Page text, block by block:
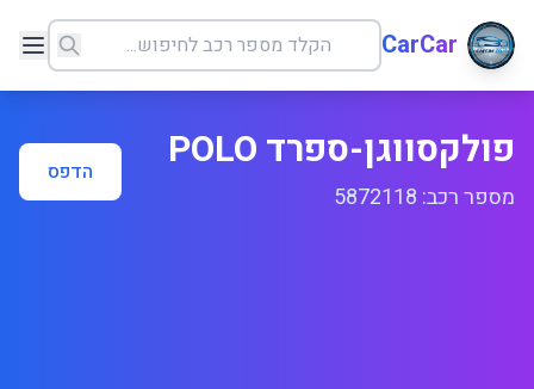
CarCar
פולקסווגן-ספרד POLO
מספר רכב: 5872118
הדפס